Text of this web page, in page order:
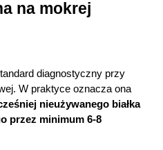
na mokrej
diagnostyczny przy
W praktyce oznacza ona
nieużywanego białka
przez minimum 6-8